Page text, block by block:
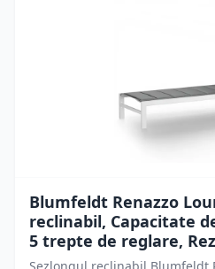
Blumfeldt Renazzo
reclinabil, Capacitate
5 trepte de reglare,